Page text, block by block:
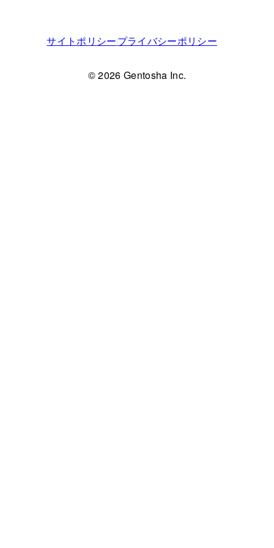
サイトポリシープライバシーポリシー
© 2026 Gentosha Inc.